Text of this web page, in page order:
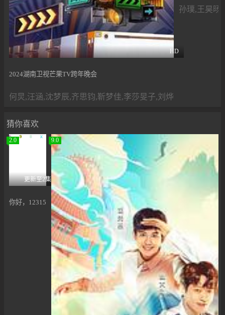
HD
2024湖南卫视芒果TV跨年晚会
何炅,汪涵,沈梦辰,齐思钧,靳梦佳,李莎旻子,刘烨
孙璞,王昊旸
猜你喜欢
2.0
更新至2集
你好，12315
9.0